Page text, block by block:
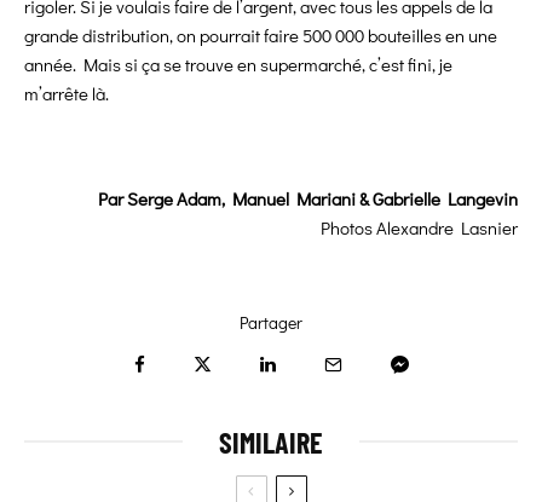
rigoler. Si je voulais faire de l’argent, avec tous les appels de la
grande distribution, on pourrait faire 500 000 bouteilles en une
année. Mais si ça se trouve en supermarché, c’est fini, je
m’arrête là.
ParSerge Adam, Manuel Mariani& Gabrielle Langevin
PhotosAlexandre Lasnier
Partager
SIMILAIRE